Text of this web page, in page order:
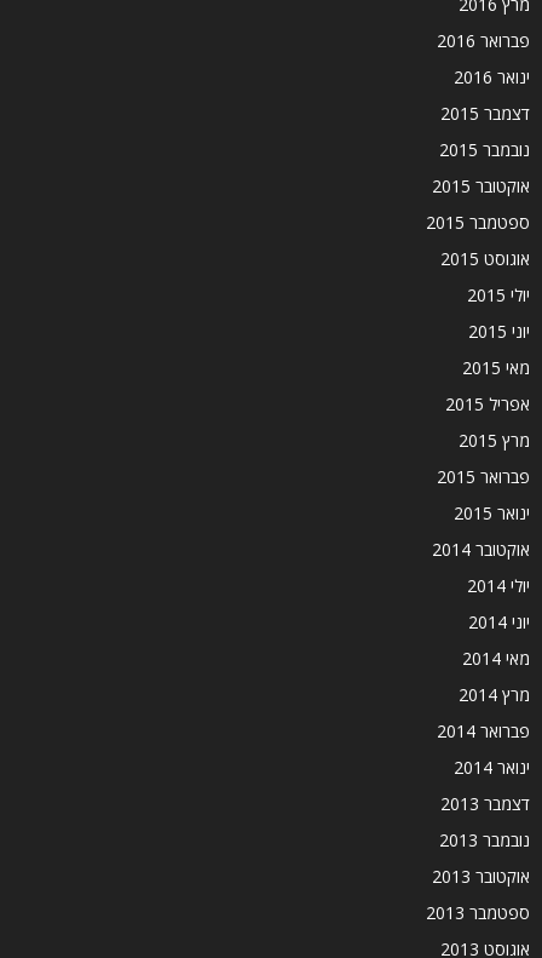
פברואר 2016
ינואר 2016
דצמבר 2015
נובמבר 2015
אוקטובר 2015
ספטמבר 2015
אוגוסט 2015
יולי 2015
יוני 2015
מאי 2015
אפריל 2015
מרץ 2015
פברואר 2015
ינואר 2015
אוקטובר 2014
יולי 2014
יוני 2014
מאי 2014
מרץ 2014
פברואר 2014
ינואר 2014
דצמבר 2013
נובמבר 2013
אוקטובר 2013
ספטמבר 2013
אוגוסט 2013